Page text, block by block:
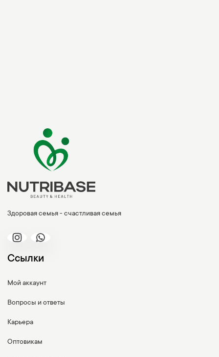
Здоровая семья - счастливая семья
Ссылки
Мой аккаунт
Вопросы и ответы
Карьера
Оптовикам